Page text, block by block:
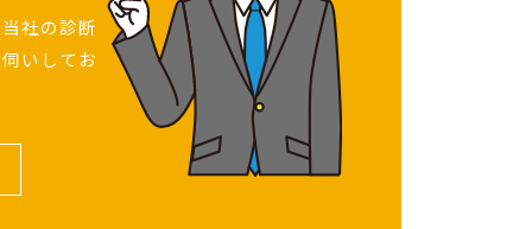
社の診断
いしてお